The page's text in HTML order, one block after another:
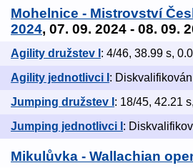
Mohelnice - Mistrovství
2024, 07. 09. 2024 - 08. 09.
Agility družstev I : 4/46, 38.99 s,
Agility jednotlivci I : Diskvalifikován
Jumping družstev I : 18/45, 42.21
Jumping jednotlivci I :
Mikulůvka - Wallachian